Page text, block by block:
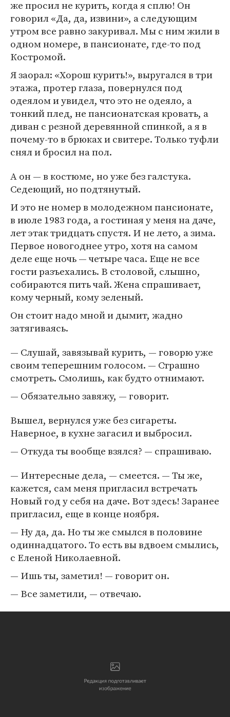
же просил не курить, когда я сплю! Он
говорил «Да, да, извини», а следующим
утром все равно закуривал. Мы с ним жили в
одном номере, в пансионате, где-то под
Костромой.
Я заорал: «Хорош курить!», выругался в три
этажа, протер глаза, повернулся под
одеялом и увидел, что это не одеяло, а
тонкий плед, не пансионатская кровать, а
диван с резной деревянной спинкой, а я в
почему-то в брюках и свитере. Только туфли
снял и бросил на пол.
А он — в костюме, но уже без галстука.
Седеющий, но подтянутый.
И это не номер в молодежном пансионате,
в июле 1983 года, а гостиная у меня на даче,
лет этак тридцать спустя. И не лето, а зима.
Первое новогоднее утро, хотя на самом
деле еще ночь — четыре часа. Еще не все
гости разъехались. В столовой, слышно,
собираются пить чай. Жена спрашивает,
кому черный, кому зеленый.
Он стоит надо мной и дымит, жадно
затягиваясь.
— Слушай, завязывай курить, — говорю уже
своим теперешним голосом. — Страшно
смотреть. Смолишь, как будто отнимают.
— Обязательно завяжу, — говорит.
Вышел, вернулся уже без сигареты.
Наверное, в кухне загасил и выбросил.
— Откуда ты вообще взялся? — спрашиваю.
— Интересные дела, — смеется. — Ты же,
кажется, сам меня пригласил встречать
Новый год у себя на даче. Вот здесь! Заранее
пригласил, еще в конце ноября.
— Ну да, да. Но ты же смылся в половине
одиннадцатого. То есть вы вдвоем смылись,
с Еленой Николаевной.
— Ишь ты, заметил! — говорит он.
— Все заметили, — отвечаю.